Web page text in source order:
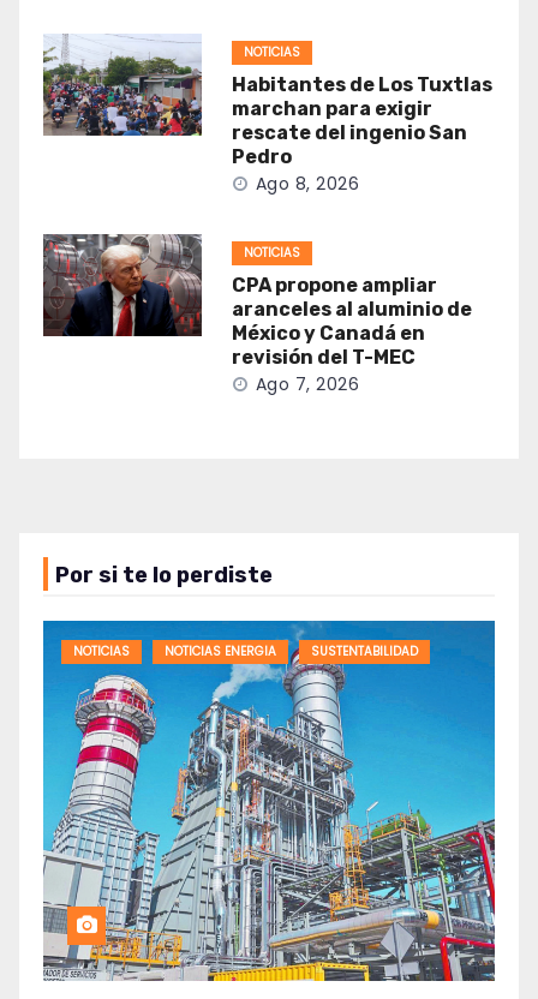
NOTICIAS
Habitantes de Los Tuxtlas
marchan para exigir
rescate del ingenio San
Pedro
Ago 8, 2026
NOTICIAS
CPA propone ampliar
aranceles al aluminio de
México y Canadá en
revisión del T-MEC
Ago 7, 2026
Por si te lo perdiste
NOTICIAS NOTICIAS ENERGIA SUSTENTABILIDAD